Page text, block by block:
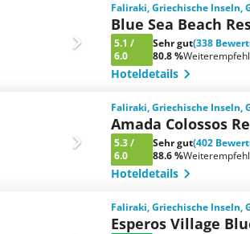
Faliraki, Griechische Inseln,
Blue Sea Beach
5.1 /
6.0
Sehr gut(338
80.8 %
Hoteldetails
Faliraki, Griechische Inseln,
Amada Colossos
5.3/
6.0
Sehr gut(402
88.6 %
Hoteldetails
Faliraki, Griechische Inseln,
Esperos Village